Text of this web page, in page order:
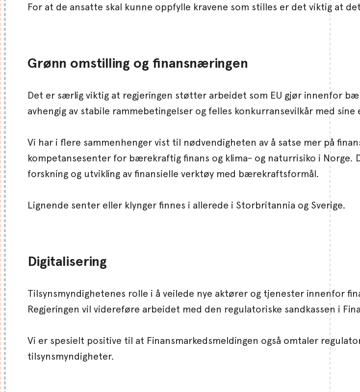
For at de ansatte skal kunne oppfylle kravene som stilles er det viktig at
Grønn omstilling og finansnæringen
Det er særlig viktig at regjeringen støtter arbeidet som EU gjør innenfor
avhengig av stabile rammebetingelser og felles konkurransevilkår med
Vi har i flere sammenhenger vist til nødvendigheten av å satse mer på
kompetansesenter for bærekraftig finans og klima- og naturrisiko i
forskning og utvikling av finansielle verktøy med bærekraftsformål.
Lignende senter eller klynger finnes i allerede i Storbritannia og Sverige.
Digitalisering
Tilsynsmyndighetenes rolle i å veilede nye aktører og tjenester innenfor
Regjeringen vil videreføre arbeidet med den regulatoriske sandkassen i
Vi er spesielt positive til at Finansmarkedsmeldingen også omtaler
tilsynsmyndigheter.